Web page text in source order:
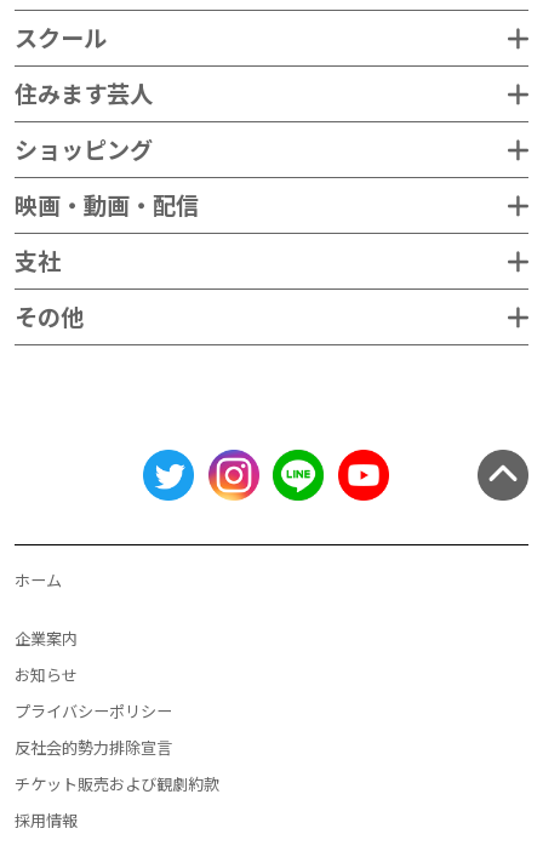
スクール
住みます芸人
ショッピング
映画・動画・配信
支社
その他
ホーム
企業案内
お知らせ
プライバシーポリシー
反社会的勢力排除宣言
チケット販売および観劇約款
採用情報